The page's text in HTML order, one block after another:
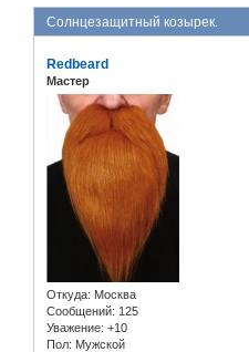
Солнцезащитный козырек.
Redbeard
Мастер
Откуда: Москва
Сообщений: 125
Уважение: +10
Пол: Мужской